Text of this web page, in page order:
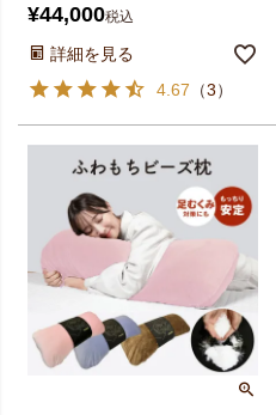
¥44,000税込
詳細を見る
4.67 （3）